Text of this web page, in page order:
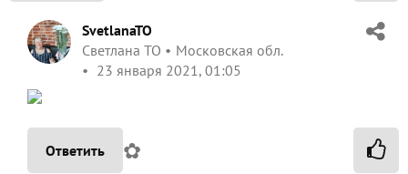
SvetlanaTO
Светлана ТО
Московская обл.
23 января 2021, 01:05
Ответить ✿